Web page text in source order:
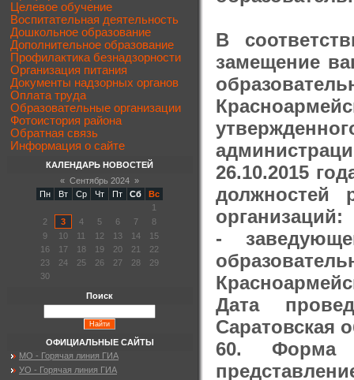
В
замещение
26.10.2015
должностей
организаций:
-
Дата
Саратовская
60. Форма
Целевое обучение
Воспитательная деятельность
Дошкольное образование
Дополнительное образование
Профилактика безнадзорности
Организация питания
Документы надзорных органов
Оплата труда
Образовательные организации
Фотоистория района
Обратная связь
Информация о сайте
КАЛЕНДАРЬ НОВОСТЕЙ
« Сентябрь 2024 »
Пн
Вт Ср Чт Пт Сб
Вс
1
2
3 4 5 6 7
8
9
10 11 12 13 14
15
16
17 18 19 20 21
22
23
24 25 26 27 28
29
30
Поиск
ОФИЦИАЛЬНЫЕ САЙТЫ
МО - Горячая линия ГИА
УО - Горячая линия ГИА